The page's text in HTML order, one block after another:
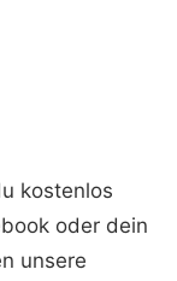
kostenlos
oder dein
unsere